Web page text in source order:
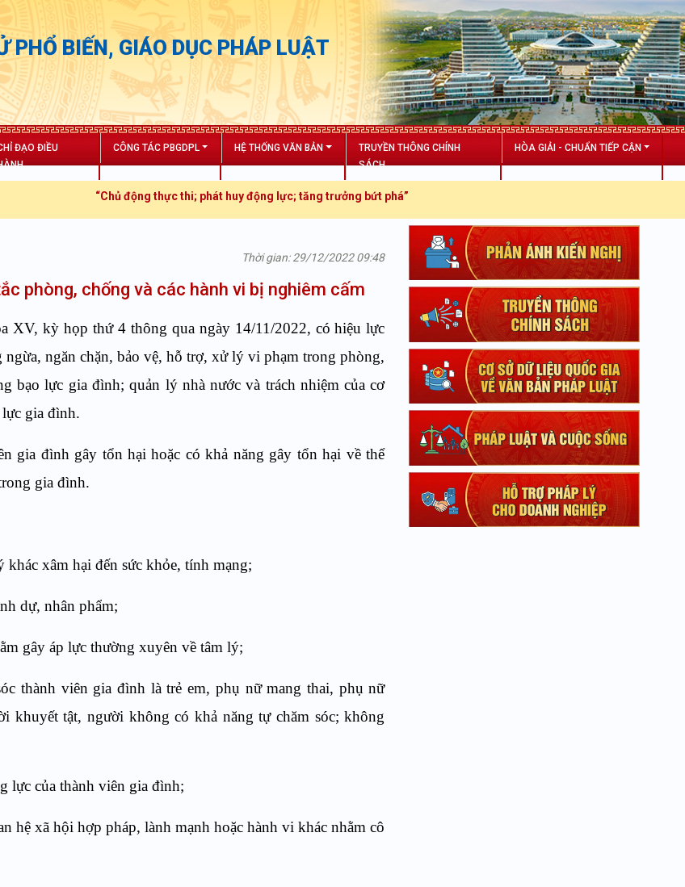
PHỔ BIẾN, GIÁO DỤC PHÁP LUẬT
ĐẠO ĐIỀU
CÔNG TÁC PBGDPL HỆ THỐNG VĂN BẢN
TRUYỀN THÔNG CHÍNH
SÁCH
HÒA GIẢI - CHUẨN TIẾP CẬN
“Chủ động thực thi; phát huy động lực; tăng trưởng bứt phá”
Thời gian: 29/12/2022 09:48
phòng, chống và các hành vi bị nghiêm cấm
XV, kỳ họp thứ 4 thông qua ngày 14/11/2022, có hiệu lực
ngăn chặn, bảo vệ, hỗ trợ, xử lý vi phạm trong phòng,
bạo lực gia đình; quản lý nhà nước và trách nhiệm của cơ
gia đình.
gia đình gây tổn hại hoặc có khả năng gây tổn hại về thể
gia đình.
xâm hại đến sức khỏe, tính mạng;
dự, nhân phẩm;
gây áp lực thường xuyên về tâm lý;
thành viên gia đình là trẻ em, phụ nữ mang thai, phụ nữ
tật, người không có khả năng tự chăm sóc; không
lực của thành viên gia đình;
hệ xã hội hợp pháp, lành mạnh hoặc hành vi khác nhằm cô